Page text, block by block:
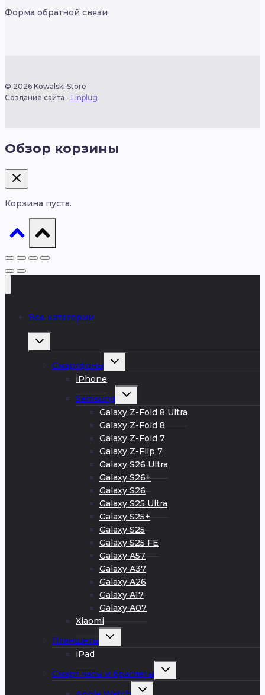
Форма обратной связи
© 2026 Kowalski Store
Создание сайта - Linplug
Обзор корзины
Корзина пуста.
Все категории
Развернуть
дочернее
Смартфоны
Развернуть
дочернее
iPhone
Samsung
Развернуть
дочернее
меню
Galaxy Z-Fold 8 Ultra
Galaxy Z-Fold 8
Galaxy Z-Fold 7
Galaxy Z-Flip 7
Galaxy S26 Ultra
Galaxy S26+
Galaxy S26
Galaxy S25 Ultra
Galaxy S25+
Galaxy S25
Galaxy S25 FE
Galaxy A57
Galaxy A37
Galaxy A26
Galaxy A17
Galaxy A07
Xiaomi
Планшеты
Развернуть
дочернее
iPad
Смарт часы и браслеты
Развернуть
дочернее
Развернуть